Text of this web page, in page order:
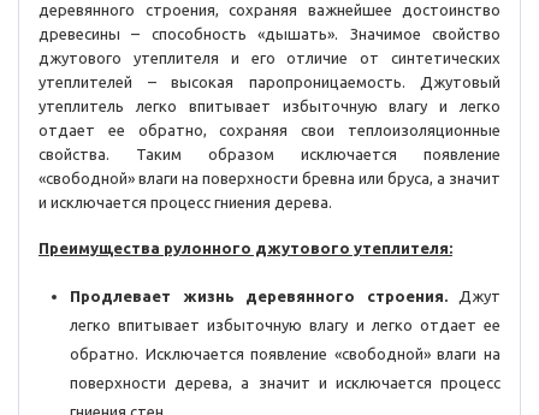
деревянного строения, сохраняя важнейшее достоинство
древесины – способность «дышать». Значимое свойство
джутового утеплителя и его отличие от синтетических
утеплителей – высокая паропроницаемость. Джутовый
утеплитель легко впитывает избыточную влагу и легко
отдает ее обратно, сохраняя свои теплоизоляционные
свойства. Таким образом исключается появление
«свободной» влаги на поверхности бревна или бруса, а значит
и исключается процесс гниения дерева.
Преимущества рулонного джутового утеплителя:
Продлевает жизнь деревянного строения.
Джут
легко впитывает избыточную влагу и легко отдает ее
обратно. Исключается появление «свободной» влаги на
поверхности дерева, а значит и исключается процесс
гниения стен.